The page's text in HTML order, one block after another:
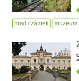
hrad / zámek muzeum